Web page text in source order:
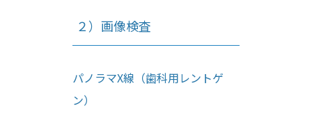
２）画像検査
パノラマX線（歯科用レントゲ
ン）